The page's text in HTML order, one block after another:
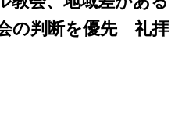
の判断を優先 礼拝